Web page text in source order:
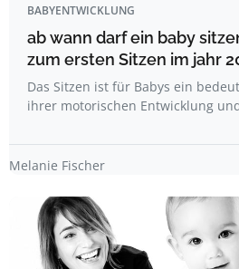
BABYENTWICKLUNG
ab wann darf ein baby
zum ersten Sitzen im jahr
Das Sitzen ist für Babys ein
ihrer motorischen Entwicklung
Melanie Fischer